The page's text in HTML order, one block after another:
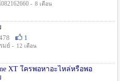
- 8 เดือน
1
มย์ - 12 เดือน
XT ใครพอหาอะไหล่หรือพอ